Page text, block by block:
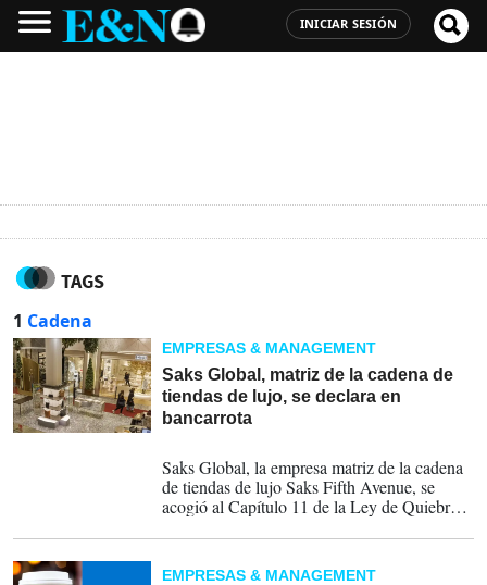
INICIAR SESIÓN
TAGS
1 Cadena
EMPRESAS & MANAGEMENT
Saks Global, matriz de la cadena de
tiendas de lujo, se declara en
bancarrota
Saks Global, la empresa matriz de la cadena
de tiendas de lujo Saks Fifth Avenue, se
acogió al Capítulo 11 de la Ley de Quiebras
de que una deuda insostenible paralizara su
negocio.
EMPRESAS & MANAGEMENT